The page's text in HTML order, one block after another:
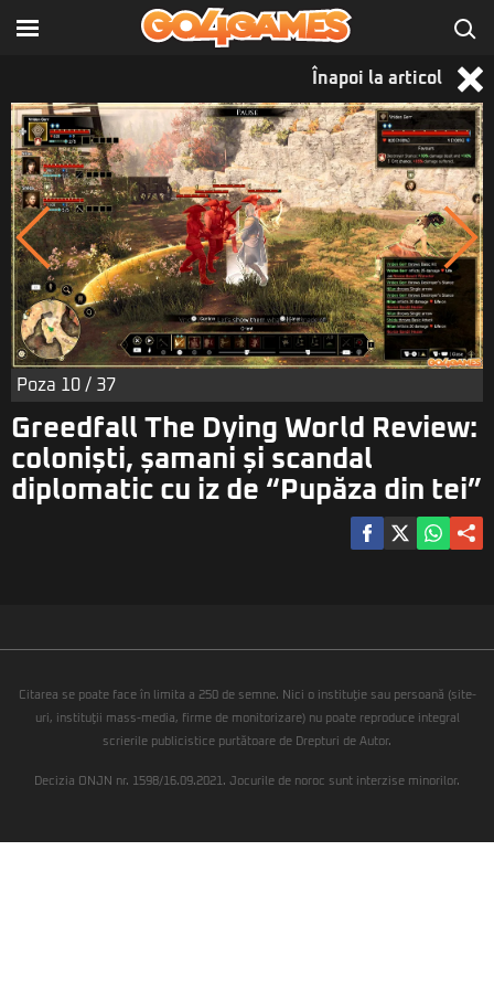
Înapoi la articol
Poza 10 / 37
Greedfall The Dying World Review:
coloniști, șamani și scandal
diplomatic cu iz de “Pupăza din tei”
Citarea se poate face în limita a 250 de semne. Nici o instituţie sau persoană (site-
uri, instituţii mass-media, firme de monitorizare) nu poate reproduce integral
scrierile publicistice purtătoare de Drepturi de Autor.
Decizia ONJN nr. 1598/16.09.2021. Jocurile de noroc sunt interzise minorilor.